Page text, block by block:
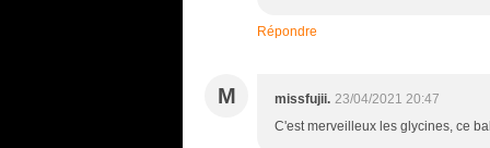
Répondre
M missfujii. 23/04/2021 20:47
C'est merveilleux les glycines, ce